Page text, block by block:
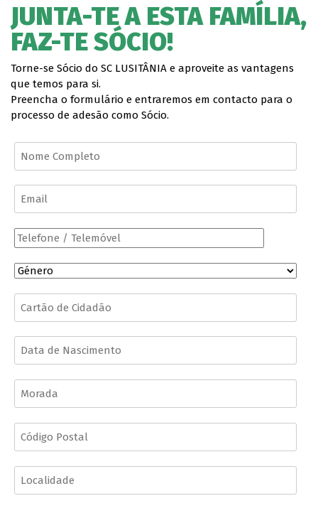
JUNTA-TE A ESTA FAMÍLIA,
FAZ-TE SÓCIO!
Torne-se Sócio do SC LUSITÂNIA e aproveite as vantagens
que temos para si.
Preencha o formulário e entraremos em contacto para o
processo de adesão como Sócio.